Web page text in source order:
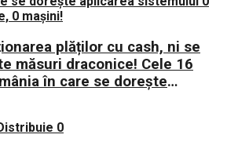
plăților cu cash, ni se
măsuri draconice! Cele 16
în care se dorește
0